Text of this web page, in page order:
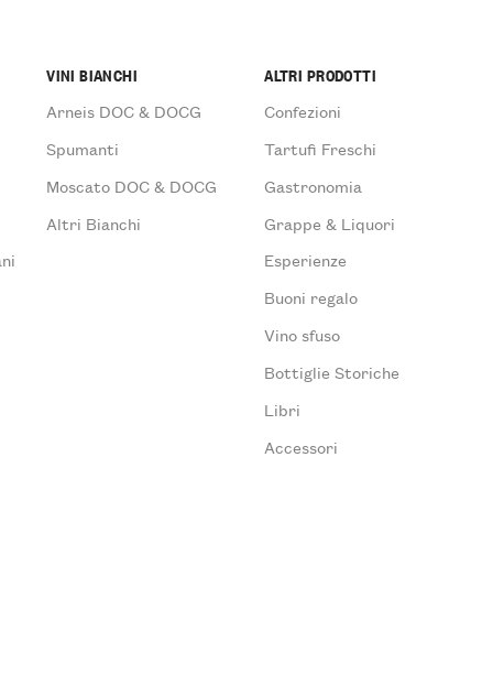
VINI BIANCHI
Arneis DOC & DOCG
Spumanti
Moscato DOC & DOCG
Altri Bianchi
ALTRI PRODOTTI
Confezioni
Tartufi Freschi
Gastronomia
Grappe & Liquori
Esperienze
Buoni regalo
Vino sfuso
Bottiglie Storiche
Libri
Accessori